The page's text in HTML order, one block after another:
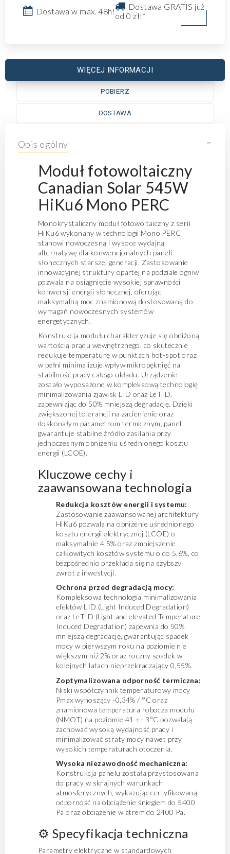
Dostawa w max. 48h!
Dostawa GRATIS już
od 0 zł!*
WIĘCEJ INFORMACJI
POBIERZ
DOSTAWA
Opis ogólny -
Moduł fotowoltaiczny
Canadian Solar 545W
HiKu6 Mono PERC
Monokrystaliczny moduł fotowoltaiczny z serii
HiKu6 wykonany w technologii Mono PERC
stanowi nowoczesną i wysoce wydajną
alternatywę dla konwencjonalnych paneli
słonecznych starszej generacji. Zastosowanie
innowacyjnej struktury opartej na podziale ogniw
pozwala na osiągnięcie wysokiej sprawności
konwersji energii słonecznej, oferując
maksymalną moc znamionową dostosowaną do
wymagań nowoczesnych systemów
energetycznych.
Konstrukcja modułu charakteryzuje się obniżoną
wartością prądu wewnętrznego, co skutecznie
redukuje temperaturę w punktach hot-spot oraz
w pełni minimalizuje wpływ mikropęknięć na
stabilność pracy całego układu. Urządzenie
zostało wyposażone w kompleksową technologię
minimalizowania zjawisk LID oraz LeTID,
zapewniając do 50% mniejszą degradację. Dzięki
zwiększonej tolerancji na zacienienie oraz
doskonałym parametrom termicznym, panel
gwarantuje stabilne źródło zasilania przy
jednoczesnym obniżeniu uśrednionego kosztu
energii (LCOE).
Kluczowe cechy i
zaawansowana technologia
Redukcja kosztów energii i systemu:
Zastosowanie zaawansowanej architektury
HiKu6 pozwala na obniżenie uśrednionego
kosztu energii elektrycznej (LCOE) o
maksymalnie 4,5% oraz zmniejszenie
całkowitych kosztów systemu o do 5,6%, co
bezpośrednio przekłada się na szybszy
zwrot z inwestycji.
Ochrona przed degradacją mocy:
Kompleksowa technologia minimalizowania
efektów LID (Light Induced Degradation)
oraz LeTID (Light and elevated Temperature
Induced Degradation) zapewnia do 50%
mniejszą degradację, gwarantując spadek
mocy w pierwszym roku na poziomie nie
większym niż 2% oraz roczny spadek w
kolejnych latach nieprzekraczający 0,55%.
Zoptymalizowana odporność termiczna:
Niski współczynnik temperaturowy mocy
Pmax wynoszący -0,34% / °C oraz
znamionowa temperatura robocza modułu
(NMOT) na poziomie 41 +- 3°C pozwalają
zachować wysoką wydajność pracy i
minimalizować straty mocy nawet przy
wysokich temperaturach otoczenia.
Wysoka niezawodność mechaniczna:
Konstrukcja panelu została przystosowana
do pracy w skrajnych warunkach
atmosferycznych, wykazując certyfikowaną
odporność na obciążenie śniegiem do 5400
Pa oraz obciążenie wiatrem do 2400 Pa.
⚙️ Specyfikacja techniczna
Parametry elektryczne w standardowych